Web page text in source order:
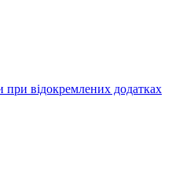
при відокремлених додатках